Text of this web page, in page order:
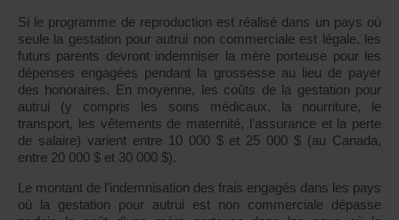
Si le programme de reproduction est réalisé dans un pays où
seule la gestation pour autrui non commerciale est légale, les
futurs parents devront indemniser la mère porteuse pour les
dépenses engagées pendant la grossesse au lieu de payer
des honoraires. En moyenne, les coûts de la gestation pour
autrui (y compris les soins médicaux, la nourriture, le
transport, les vêtements de maternité, l’assurance et la perte
de salaire) varient entre 10 000 $ et 25 000 $ (au Canada,
entre 20 000 $ et 30 000 $).
Le montant de l’indemnisation des frais engagés dans les pays
où la gestation pour autrui est non commerciale dépasse